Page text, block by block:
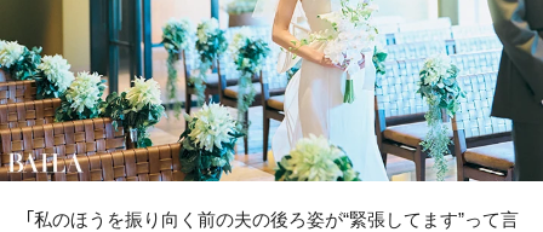
「私のほうを振り向く前の夫の後ろ姿が“緊張してます”って言